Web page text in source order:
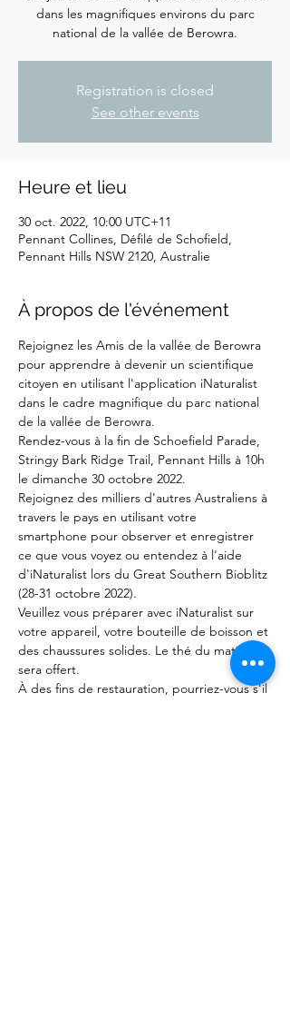
dans les magnifiques environs du parc
national de la vallée de Berowra.
Registration is closed
See other events
Heure et lieu
30 oct. 2022, 10:00 UTC+11
Pennant Collines, Défilé de Schofield,
Pennant Hills NSW 2120, Australie
À propos de l'événement
Rejoignez les Amis de la vallée de Berowra
pour apprendre à devenir un scientifique
citoyen en utilisant l'application iNaturalist
dans le cadre magnifique du parc national
de la vallée de Berowra.
Rendez-vous à la fin de Schoefield Parade,
Stringy Bark Ridge Trail, Pennant Hills à 10h
le dimanche 30 octobre 2022.
Rejoignez des milliers d'autres Australiens à
travers le pays en utilisant votre
smartphone pour observer et enregistrer
ce que vous voyez ou entendez à l'aide
d'iNaturalist lors du Great Southern Bioblitz
(28-31 octobre 2022).
Veuillez vous préparer avec iNaturalist sur
votre appareil, votre bouteille de boisson et
des chaussures solides. Le thé du matin
sera offert.
À des fins de restauration, pourriez-vous s'il